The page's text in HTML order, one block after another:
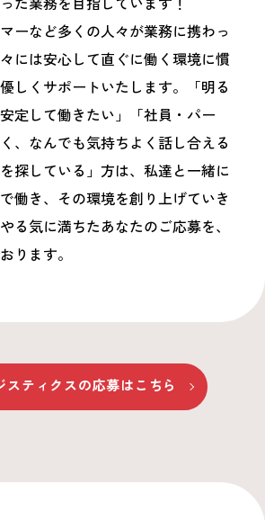
ーなど多くの人々が業務に携わっ
には安心して直ぐに働く環境に慣
しくサポートいたします。「明る
定して働きたい」「社員・パー
、なんでも気持ちよく話し合える
探している」方は、私達と一緒に
働き、その環境を創り上げていき
る気に満ちたあなたのご応募を、
ります。
スティクスの応募はこちら